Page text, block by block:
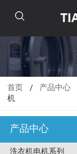
首页 / 产品中心
机
产品中心
洗衣机电机系列